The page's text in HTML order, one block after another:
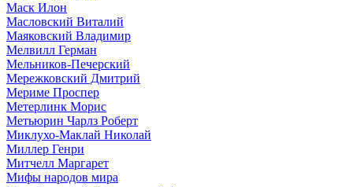
Маск Илон
Масловский Виталий
Маяковский Владимир
Мелвилл Герман
Мельников-Печерский
Мережковский Дмитрий
Мериме Проспер
Метерлинк Морис
Метьюрин Чарлз Роберт
Миклухо-Маклай Николай
Миллер Генри
Митчелл Маргарет
Мифы народов мира